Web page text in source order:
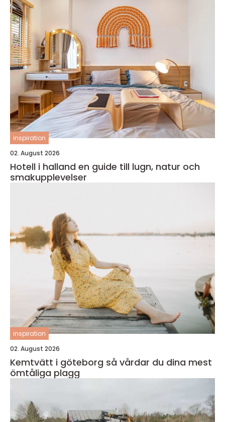
inspiration
02. August 2026
Hotell i halland en guide till lugn, natur och
smakupplevelser
inspiration
02. August 2026
Kemtvätt i göteborg så vårdar du dina mest
ömtåliga plagg